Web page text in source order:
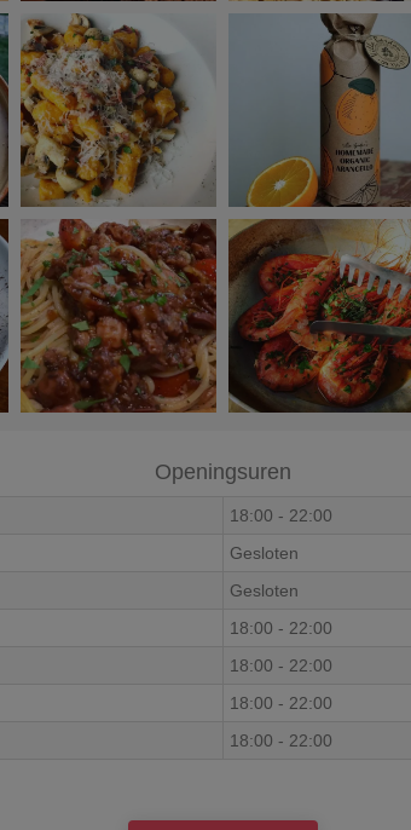
Openingsuren
18:00 - 22:00
Gesloten
Gesloten
18:00 - 22:00
18:00 - 22:00
18:00 - 22:00
18:00 - 22:00